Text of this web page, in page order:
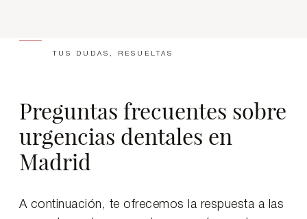
TUS DUDAS, RESUELTAS
Preguntas frecuentes sobre
urgencias dentales en
Madrid
A continuación, te ofrecemos la respuesta a las